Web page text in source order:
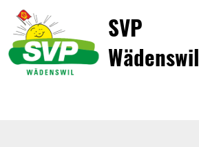
SVP
Wädenswil